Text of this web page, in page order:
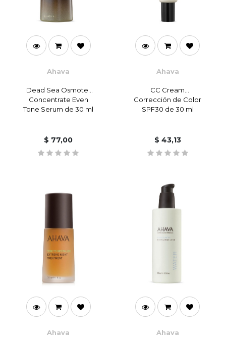
Ahava
Dead Sea Osmoter
Concentrate Even
Tone Serum de 30 ml
$ 77,00
Ahava
CC Cream
Corrección de Color
SPF30 de 30 ml
$ 43,13
Ahava Ahava